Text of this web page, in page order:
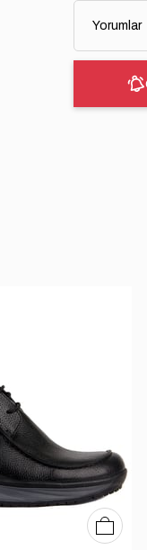
Yorumlar
40 414243